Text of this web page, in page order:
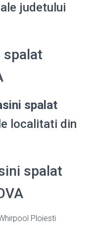
judetului
spalat
spalat
localitati din
spalat
Ploiesti